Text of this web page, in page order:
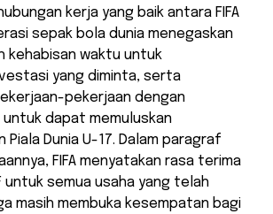
kerja yang baik antara FIFA
sepak bola dunia menegaskan
kehabisan waktu untuk
yang diminta, serta
pekerjaan dengan
dapat memuluskan
Dunia U-17. Dalam paragraf
FIFA menyatakan rasa terima
untuk semua usaha yang telah
masih membuka kesempatan bagi